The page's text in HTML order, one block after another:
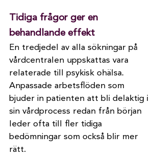
Tidiga frågor ger en
behandlande effekt
En tredjedel av alla sökningar på
vårdcentralen uppskattas vara
relaterade till psykisk ohälsa.
Anpassade arbetsflöden som
bjuder in patienten att bli delaktig i
sin vårdprocess redan från början
leder ofta till fler tidiga
bedömningar som också blir mer
rätt.